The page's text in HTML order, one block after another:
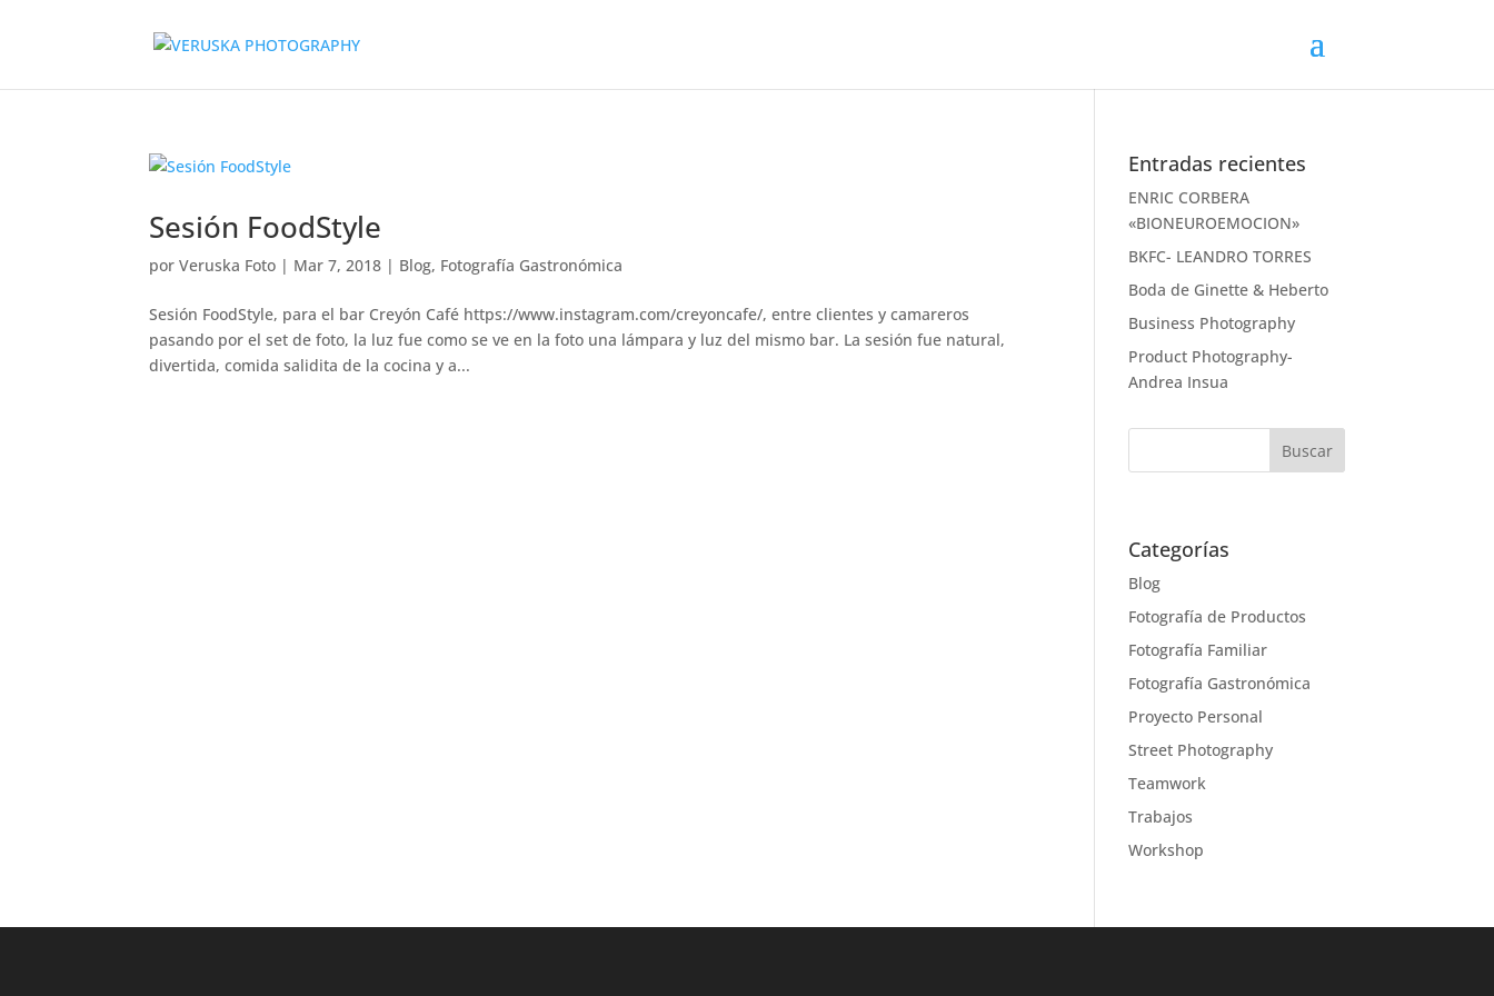
Sesión FoodStyle
porVeruska Foto | Mar 7, 2018 | Blog, Fotografía Gastronómica
Sesión FoodStyle, para el bar Creyón Café https://www.instagram.com/creyoncafe/, entre clientes y camareros
pasando por el set de foto, la luz fue como se ve en la foto una lámpara y luz del mismo bar. La sesión fue natural,
divertida, comida salidita de la cocina y a...
Entradas recientes
ENRIC CORBERA
«BIONEUROEMOCION»
BKFC- LEANDRO TORRES
Boda de Ginette & Heberto
Business Photography
Product Photography-
Andrea Insua
Categorías
Blog
Fotografía de Productos
Fotografía Familiar
Fotografía Gastronómica
Proyecto Personal
Street Photography
Teamwork
Trabajos
Workshop